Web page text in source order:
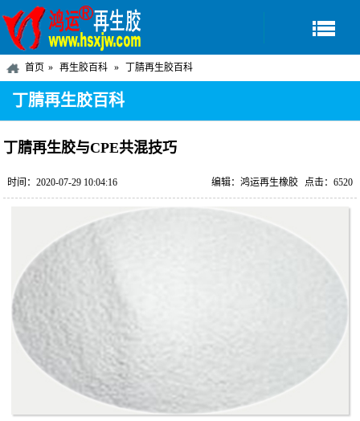
首页 再生胶百科 丁腈再生胶百科
丁腈再生胶百科
丁腈再生胶与CPE共混技巧
时间：2020-07-29 10:04:16 点击：6520
编辑：鸿运再生橡胶